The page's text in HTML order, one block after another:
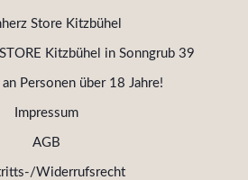
Store Kitzbühel
Kitzbühel in Sonngrub 39
Personen über 18 Jahre!
Impressum
AGB
Widerrufsrecht